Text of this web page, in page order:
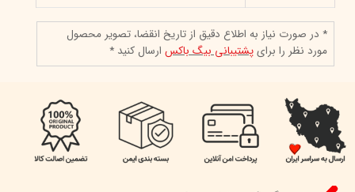
* در صورت نیاز به اطلاع دقیق از تاریخ انقضا، تصویر محصول
مورد نظر را برایپشتیبانی بیگ باکسارسال کنید *